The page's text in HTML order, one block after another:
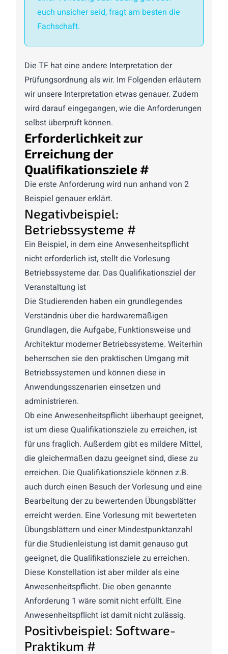
euch unsicher seid, fragt am besten die
Fachschaft.
Die TF hat eine andere Interpretation der
Prüfungsordnung als wir. Im Folgenden erläutern
wir unsere Interpretation etwas genauer. Zudem
wird darauf eingegangen, wie die Anforderungen
selbst überprüft können.
Erforderlichkeit zur
Erreichung der
Qualifikationsziele #
Die erste Anforderung wird nun anhand von 2
Beispiel genauer erklärt.
Negativbeispiel:
Betriebssysteme #
Ein Beispiel, in dem eine Anwesenheitspflicht
nicht erforderlich ist, stellt die Vorlesung
Betriebssysteme dar. Das Qualifikationsziel der
Veranstaltung ist
Die Studierenden haben ein grundlegendes
Verständnis über die hardwaremäßigen
Grundlagen, die Aufgabe, Funktionsweise und
Architektur moderner Betriebssysteme. Weiterhin
beherrschen sie den praktischen Umgang mit
Betriebssystemen und können diese in
Anwendungsszenarien einsetzen und
administrieren.
Ob eine Anwesenheitspflicht überhaupt geeignet,
ist um diese Qualifikationsziele zu erreichen, ist
für uns fraglich. Außerdem gibt es mildere Mittel,
die gleichermaßen dazu geeignet sind, diese zu
erreichen. Die Qualifikationsziele können z.B.
auch durch einen Besuch der Vorlesung und eine
Bearbeitung der zu bewertenden Übungsblätter
erreicht werden. Eine Vorlesung mit bewerteten
Übungsblättern und einer Mindestpunktanzahl
für die Studienleistung ist damit genauso gut
geeignet, die Qualifikationsziele zu erreichen.
Diese Konstellation ist aber milder als eine
Anwesenheitspflicht. Die oben genannte
Anforderung 1 wäre somit nicht erfüllt. Eine
Anwesenheitspflicht ist damit nicht zulässig.
Positivbeispiel: Software-
Praktikum #